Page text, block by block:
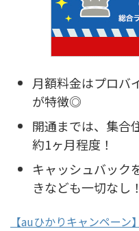
月額料金はプロバ
が特徴◎
開通までは、集合
約1ヶ月程度！
キャッシュバック
きなども一切なし！
【auひかりキャンペーン】